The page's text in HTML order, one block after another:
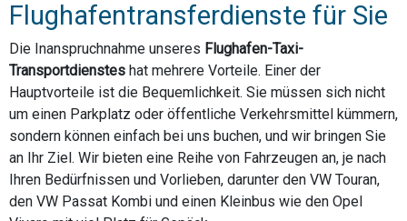
Flughafentransferdienste für Sie
Die Inanspruchnahme unseres Flughafen-Taxi-
Transportdienstes hat mehrere Vorteile. Einer der
Hauptvorteile ist die Bequemlichkeit. Sie müssen sich nicht
um einen Parkplatz oder öffentliche Verkehrsmittel kümmern,
sondern können einfach bei uns buchen, und wir bringen Sie
an Ihr Ziel. Wir bieten eine Reihe von Fahrzeugen an, je nach
Ihren Bedürfnissen und Vorlieben, darunter den VW Touran,
den VW Passat Kombi und einen Kleinbus wie den Opel